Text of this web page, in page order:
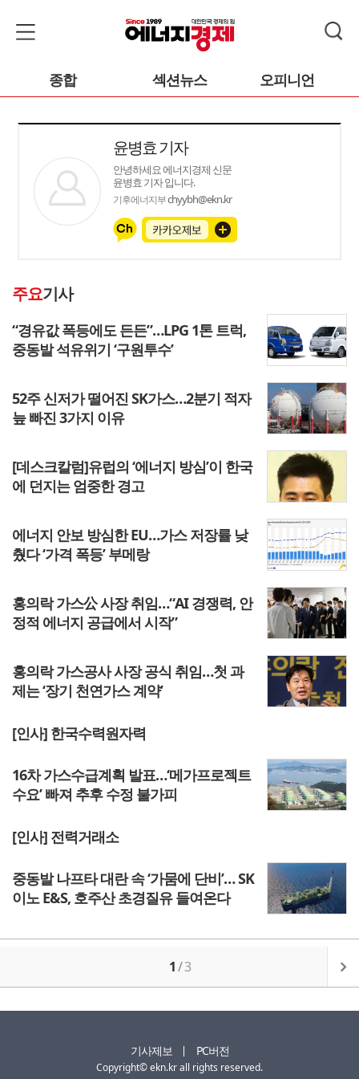
종합 섹션뉴스 오피니언
윤병효 기자
안녕하세요 에너지경제 신문
윤병효 기자 입니다.
기후에너지부chyybh@ekn.kr
주요기사
“경유값 폭등에도 든든”…LPG 1톤 트럭,
중동발 석유위기 ‘구원투수’
52주 신저가 떨어진 SK가스…2분기 적자
늪 빠진 3가지 이유
[데스크칼럼]유럽의 ‘에너지 방심’이 한국
에 던지는 엄중한 경고
에너지 안보 방심한 EU…가스 저장률 낮
췄다 ‘가격 폭등’ 부메랑
홍의락 가스公 사장 취임…“AI 경쟁력, 안
정적 에너지 공급에서 시작”
홍의락 가스공사 사장 공식 취임…첫 과
제는 ‘장기 천연가스 계약’
[인사] 한국수력원자력
16차 가스수급계획 발표…‘메가프로젝트
수요’ 빠져 추후 수정 불가피
[인사] 전력거래소
중동발 나프타 대란 속 ‘가뭄에 단비’… SK
이노 E&S, 호주산 초경질유 들여온다
1/3
기사제보 PC버전
Copyright© ekn.kr all rights reserved.